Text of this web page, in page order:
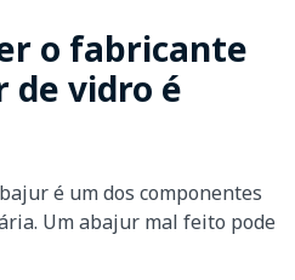
o fabricante
de vidro é
é um dos componentes
Um abajur mal feito pode